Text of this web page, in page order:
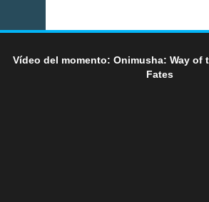
Vídeo del momento: Onimusha: Way of
Fates